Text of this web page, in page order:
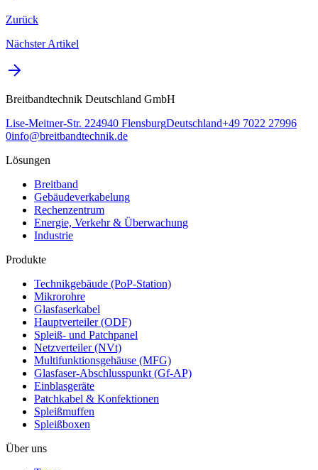
Zurück
Nächster Artikel
Breitbandtechnik Deutschland GmbH
Lise-Meitner-Str. 224940 FlensburgDeutschland+49 7022 27996
0info@breitbandtechnik.de
Lösungen
Breitband
Gebäudeverkabelung
Rechenzentrum
Energie, Verkehr & Überwachung
Industrie
Produkte
Technikgebäude (PoP-Station)
Mikrorohre
Glasfaserkabel
Hauptverteiler (ODF)
Spleiß- und Patchpanel
Netzverteiler (NVt)
Multifunktionsgehäuse (MFG)
Glasfaser-Abschlusspunkt (Gf-AP)
Einblasgeräte
Patchkabel & Konfektionen
Spleißmuffen
Spleißboxen
Über uns